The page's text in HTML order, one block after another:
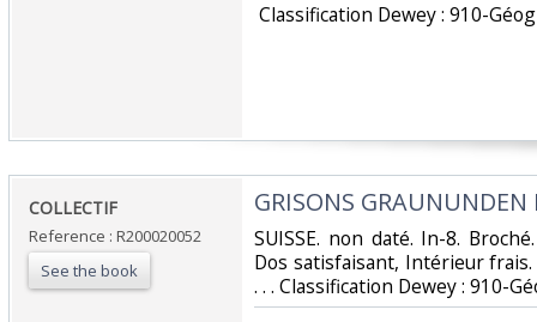
Classification Dewey : 910-
‎COLLECTIF‎
Reference : R200020052
See the book
‎GRISONS GRAUNUNDEN
‎SUISSE. non daté. In-8.
Dos satisfaisant, Intérieur
. . . Classification Dewey : 910-